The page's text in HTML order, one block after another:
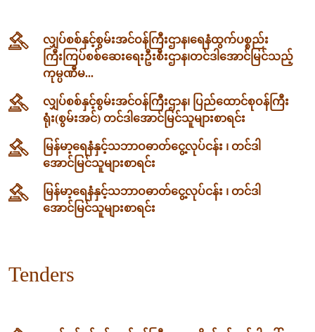
လျှပ်စစ်နှင့်စွမ်းအင်ဝန်ကြီးဌာန၊‌ရေနံထွက်ပစ္စည်း
ကြီးကြပ်စစ်ဆေးရေးဦးစီးဌာန၊တင်ဒါအောင်မြင်သည့်
ကုမ္ပဏီမ...
လျှပ်စစ်နှင့်စွမ်းအင်ဝန်ကြီးဌာန၊ ပြည်ထောင်စုဝန်ကြီး
ရုံး(စွမ်းအင်) တင်ဒါအောင်မြင်သူများစာရင်း
မြန်မာ့ရေနံနှင့်သဘာဝဓာတ်ငွေ့လုပ်ငန်း ၊ တင်ဒါ
အောင်မြင်သူများစာရင်း
မြန်မာ့ရေနံနှင့်သဘာဝဓာတ်ငွေ့လုပ်ငန်း ၊ တင်ဒါ
အောင်မြင်သူများစာရင်း
Tenders